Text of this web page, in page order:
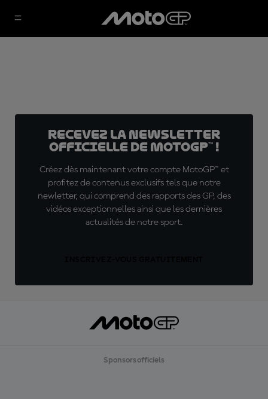
Recevez la Newsletter
officielle de MotoGP™ !
Créez dès maintenant votre compte MotoGP™ et
profitez de contenus exclusifs tels que notre
newletter, qui comprend des rapports des GP, des
vidéos exceptionnelles ainsi que les dernières
actualités de notre sport.
Sponsors officiels